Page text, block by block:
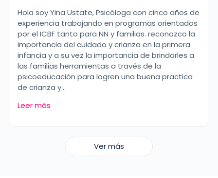
Hola soy Yina Ustate, Psicóloga con cinco años de
experiencia trabajando en programas orientados
por el ICBF tanto para NN y familias. reconozco la
importancia del cuidado y crianza en la primera
infancia y a su vez la importancia de brindarles a
las familias herramientas a través de la
psicoeducación para logren una buena practica
de crianza y…
Leer más
Ver más